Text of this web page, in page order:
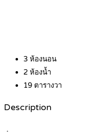
3 ห้องนอน
2 ห้องน้ำ
19 ตารางวา
Description
.